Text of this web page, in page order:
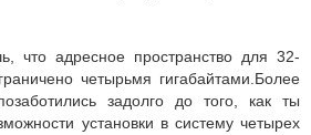
что адресное пространство для 32-
четырьмя гигабайтами.Более
задолго до того, как ты
установки в систему четырех